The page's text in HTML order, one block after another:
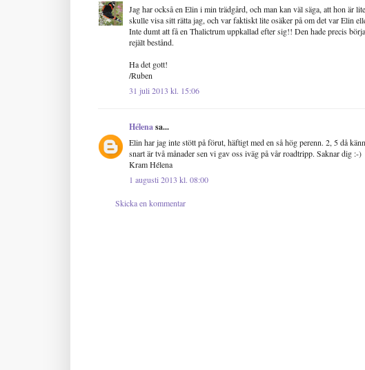
Jag har också en Elin i min trädgård, och man kan väl säga, att hon är
skulle visa sitt rätta jag, och var faktiskt lite osäker på om det var Elin
Inte dumt att få en Thalictrum uppkallad efter sig!! Den hade precis
rejält bestånd.
Ha det gott!
/Ruben
31 juli 2013 kl. 15:06
Hélenasa...
Elin har jag inte stött på förut, häftigt med en så hög perenn. 2, 5 då
snart är två månader sen vi gav oss iväg på vår roadtripp. Saknar dig :-)
Kram Hélena
1 augusti 2013 kl. 08:00
Skicka en kommentar